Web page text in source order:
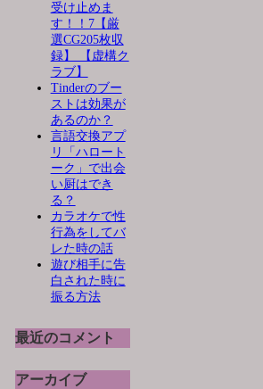
受け止めま
す！！7【厳
選CG205枚収
録】 【虚構ク
ラブ】
Tinderのブー
ストは効果が
あるのか？
言語交換アプ
リ「ハロート
ーク」で出会
い厨はでき
る？
カラオケで性
行為をしてバ
レた時の話
遊び相手に告
白された時に
振る方法
最近のコメント
アーカイブ